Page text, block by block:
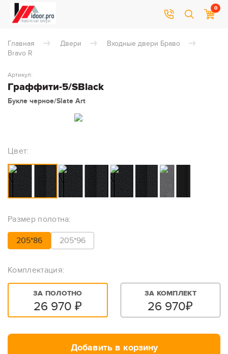
0
Главная Двери
Входные двери Браво
Bravo R
Граффити-5/SBlack
Артикул:
Букле черное/Slate Art
Цвет:
Размер полотна:
205*86 205*96
Комплектация:
ЗА ПОЛОТНО
26 970 ₽
ЗА КОМПЛЕКТ
26 970₽
Добавить в корзину